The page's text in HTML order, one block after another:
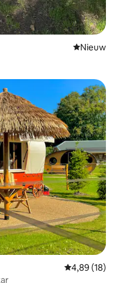
Nieuwe
Nieuw
Gemiddelde
4,89 (18)